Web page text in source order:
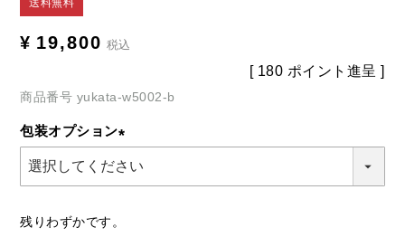
¥ 19,800 税込
[ 180 ポイント進呈 ]
商品番号 yukata-w5002-b
包装オプション
(必
残りわずかです。